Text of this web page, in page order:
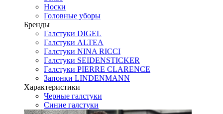
Носки
Головные уборы
Бренды
Галстуки DIGEL
Галстуки ALTEA
Галстуки NINA RICCI
Галстуки SEIDENSTICKER
Галстуки PIERRE CLARENCE
Запонки LINDENMANN
Характеристики
Черные галстуки
Синие галстуки